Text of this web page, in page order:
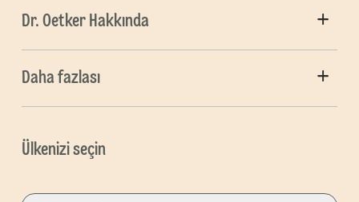
Dr. Oetker Hakkında
Daha fazlası
Ülkenizi seçin